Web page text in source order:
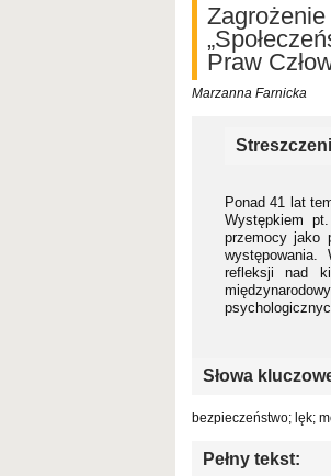
Praw
Marzanna Farnicka
Ponad 41 lat
Występkiem
przemocy jako
występowania.
refleksji nad
Słowa
bezpieczeństwo; lęk;
Pełny tekst: